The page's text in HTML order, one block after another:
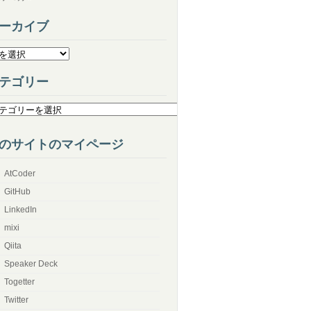
カイブ
ゴリー
サイトのマイページ
AtCoder
GitHub
LinkedIn
mixi
Qiita
Speaker Deck
Togetter
Twitter